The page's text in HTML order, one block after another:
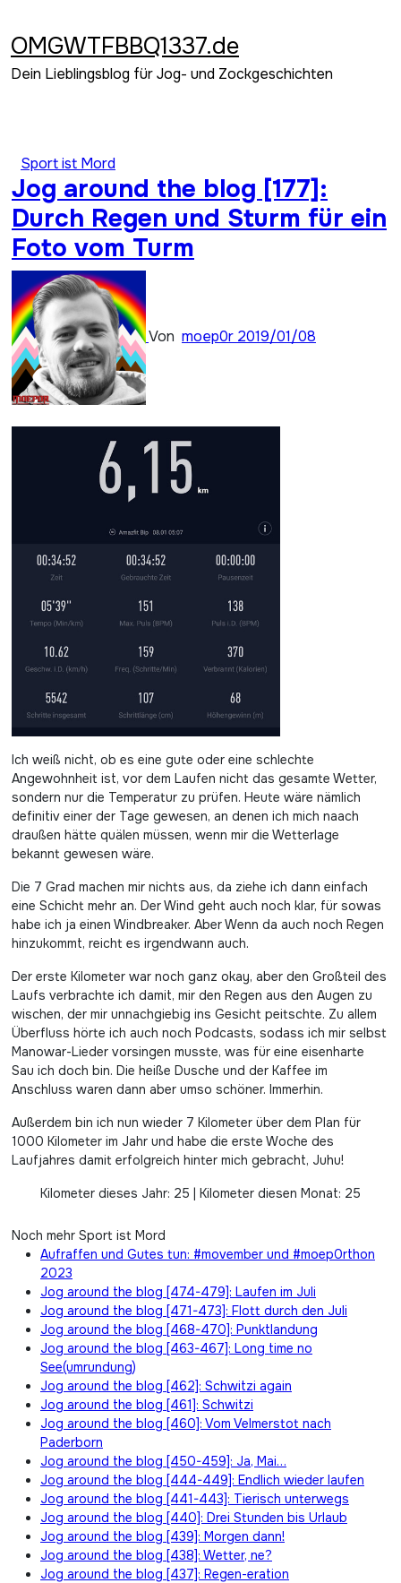
springen
OMGWTFBBQ1337.de
Dein Lieblingsblog für Jog- und Zockgeschichten
Sport ist Mord
Jog around the blog [177]:
Durch Regen und Sturm für ein
Foto vom Turm
Von moep0r 2019/01/08
Ich weiß nicht, ob es eine gute oder eine schlechte
Angewohnheit ist, vor dem Laufen nicht das gesamte Wetter,
sondern nur die Temperatur zu prüfen. Heute wäre nämlich
definitiv einer der Tage gewesen, an denen ich mich naach
draußen hätte quälen müssen, wenn mir die Wetterlage
bekannt gewesen wäre.
Die 7 Grad machen mir nichts aus, da ziehe ich dann einfach
eine Schicht mehr an. Der Wind geht auch noch klar, für sowas
habe ich ja einen Windbreaker. Aber Wenn da auch noch Regen
hinzukommt, reicht es irgendwann auch.
Der erste Kilometer war noch ganz okay, aber den Großteil des
Laufs verbrachte ich damit, mir den Regen aus den Augen zu
wischen, der mir unnachgiebig ins Gesicht peitschte. Zu allem
Überfluss hörte ich auch noch Podcasts, sodass ich mir selbst
Manowar-Lieder vorsingen musste, was für eine eisenharte
Sau ich doch bin. Die heiße Dusche und der Kaffee im
Anschluss waren dann aber umso schöner. Immerhin.
Außerdem bin ich nun wieder 7 Kilometer über dem Plan für
1000 Kilometer im Jahr und habe die erste Woche des
Laufjahres damit erfolgreich hinter mich gebracht, Juhu!
Kilometer dieses Jahr: 25 | Kilometer diesen Monat: 25
Noch mehr Sport ist Mord
Aufraffen und Gutes tun: #movember und #moep0rthon
2023
Jog around the blog [474-479]: Laufen im Juli
Jog around the blog [471-473]: Flott durch den Juli
Jog around the blog [468-470]: Punktlandung
Jog around the blog [463-467]: Long time no
See(umrundung)
Jog around the blog [462]: Schwitzi again
Jog around the blog [461]: Schwitzi
Jog around the blog [460]: Vom Velmerstot nach
Paderborn
Jog around the blog [450-459]: Ja, Mai…
Jog around the blog [444-449]: Endlich wieder laufen
Jog around the blog [441-443]: Tierisch unterwegs
Jog around the blog [440]: Drei Stunden bis Urlaub
Jog around the blog [439]: Morgen dann!
Jog around the blog [438]: Wetter, ne?
Jog around the blog [437]: Regen-eration